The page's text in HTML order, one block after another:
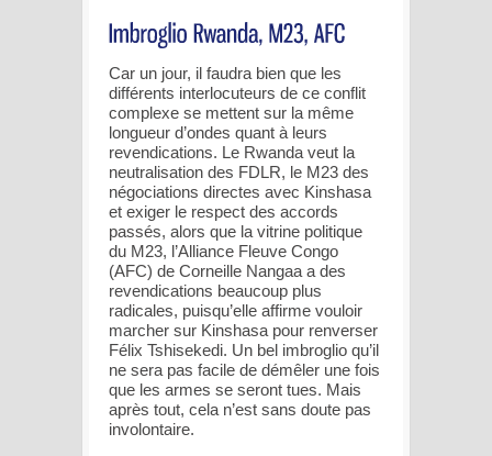
Car un jour, il faudra bien que les
différents interlocuteurs de ce conflit
complexe se mettent sur la même
longueur d’ondes quant à leurs
revendications. Le Rwanda veut la
neutralisation des FDLR, le M23 des
négociations directes avec Kinshasa
et exiger le respect des accords
passés, alors que la vitrine politique
du M23, l’Alliance Fleuve Congo
(AFC) de Corneille Nangaa a des
revendications beaucoup plus
radicales, puisqu’elle affirme vouloir
marcher sur Kinshasa pour renverser
Félix Tshisekedi. Un bel imbroglio qu’il
ne sera pas facile de démêler une fois
que les armes se seront tues. Mais
après tout, cela n’est sans doute pas
involontaire.